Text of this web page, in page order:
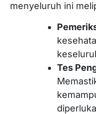
menyeluruh ini
Tes